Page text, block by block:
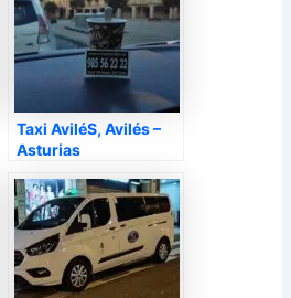
Taxi AviléS, Avilés –
Asturias